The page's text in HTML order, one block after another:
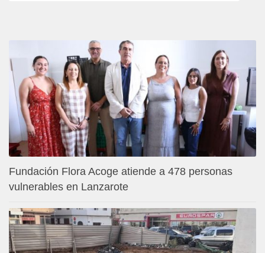
Fundación Flora Acoge atiende a 478 personas
vulnerables en Lanzarote